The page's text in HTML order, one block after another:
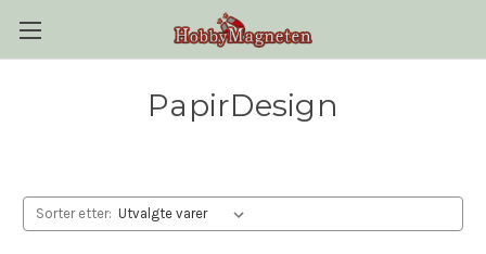
PapirDesign
Sorter etter: